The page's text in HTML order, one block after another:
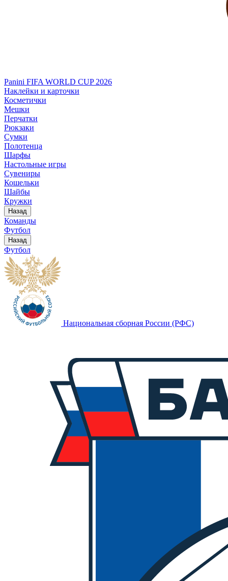
Panini FIFA WORLD CUP 2026
Наклейки и карточки
Косметички
Мешки
Перчатки
Рюкзаки
Сумки
Полотенца
Шарфы
Настольные игры
Сувениры
Кошельки
Шайбы
Кружки
Назад
Команды
Футбол
Назад
Футбол
Национальная сборная России (РФС)